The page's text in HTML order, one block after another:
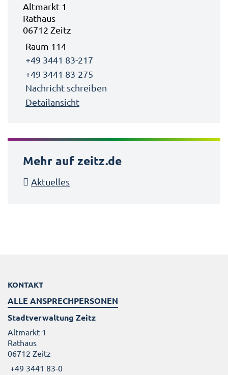
Altmarkt 1
Rathaus
06712 Zeitz
Raum 114
+49 3441 83-217
+49 3441 83-275
Nachricht schreiben
Detailansicht
Mehr auf zeitz.de
Aktuelles
KONTAKT
ALLE ANSPRECHPERSONEN
Stadtverwaltung Zeitz
Altmarkt 1
Rathaus
06712 Zeitz
+49 3441 83-0